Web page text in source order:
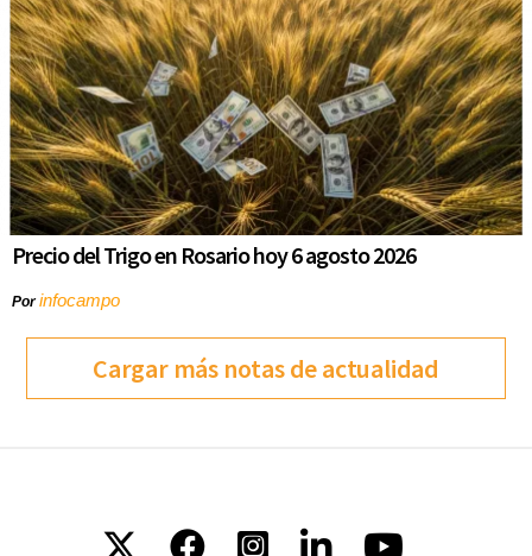
Precio del Trigo en Rosario hoy 6 agosto 2026
Porinfocampo
Cargar más notas de actualidad